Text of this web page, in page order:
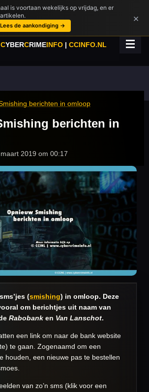
CYBERCRIMEINFO | CCINFO.NL
berichten in omloop
berichten in
2019 om 00:17
(smishing) in omloop. Deze
om berichtjes uit naam van
Rabobank en Van Lanschot.
een link om naar de bank website
te gaan. Zogenaamd om een
houden, een nieuwe pas te bestellen
van zo’n sms (klik voor een
is voortaan wekelijks op vrijdag, en er
Lees de aankondiging →
×